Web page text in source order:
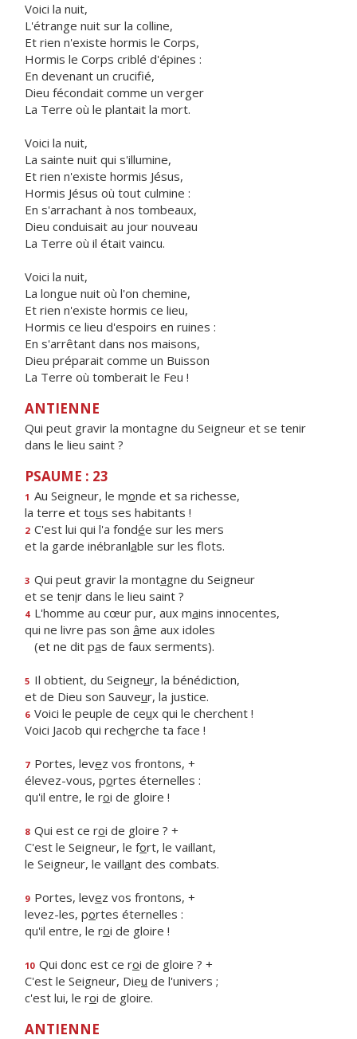
Voici la nuit,
L'étrange nuit sur la colline,
Et rien n'existe hormis le Corps,
Hormis le Corps criblé d'épines :
En devenant un crucifié,
Dieu fécondait comme un verger
La Terre où le plantait la mort.
Voici la nuit,
La sainte nuit qui s'illumine,
Et rien n'existe hormis Jésus,
Hormis Jésus où tout culmine :
En s'arrachant à nos tombeaux,
Dieu conduisait au jour nouveau
La Terre où il était vaincu.
Voici la nuit,
La longue nuit où l'on chemine,
Et rien n'existe hormis ce lieu,
Hormis ce lieu d'espoirs en ruines :
En s'arrêtant dans nos maisons,
Dieu préparait comme un Buisson
La Terre où tomberait le Feu !
ANTIENNE
Qui peut gravir la montagne du Seigneur et se tenir
dans le lieu saint ?
PSAUME : 23
1 Au Seigneur, le monde et sa richesse,
la terre et tous ses habitants !
2 C'est lui qui l'a fondée sur les mers
et la garde inébranlable sur les flots.
3 Qui peut gravir la montagne du Seigneur
et se tenir dans le lieu saint ?
4 L'homme au cœur pur, aux mains innocentes,
qui ne livre pas son âme aux idoles
(et ne dit pas de faux serments).
5 Il obtient, du Seigneur, la bénédiction,
et de Dieu son Sauveur, la justice.
6 Voici le peuple de ceux qui le cherchent !
Voici Jacob qui recherche ta face !
7 Portes, levez vos frontons, +
élevez-vous, portes éternelles :
qu'il entre, le roi de gloire !
8 Qui est ce roi de gloire ? +
C'est le Seigneur, le fort, le vaillant,
le Seigneur, le vaillant des combats.
9 Portes, levez vos frontons, +
levez-les, portes éternelles :
qu'il entre, le roi de gloire !
10 Qui donc est ce roi de gloire ? +
C'est le Seigneur, Dieu de l'univers ;
c'est lui, le roi de gloire.
ANTIENNE